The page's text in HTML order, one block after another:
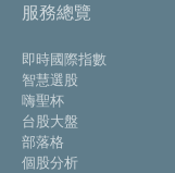
服務總覽
即時國際指數
智慧選股
嗨聖杯
台股大盤
部落格
個股分析